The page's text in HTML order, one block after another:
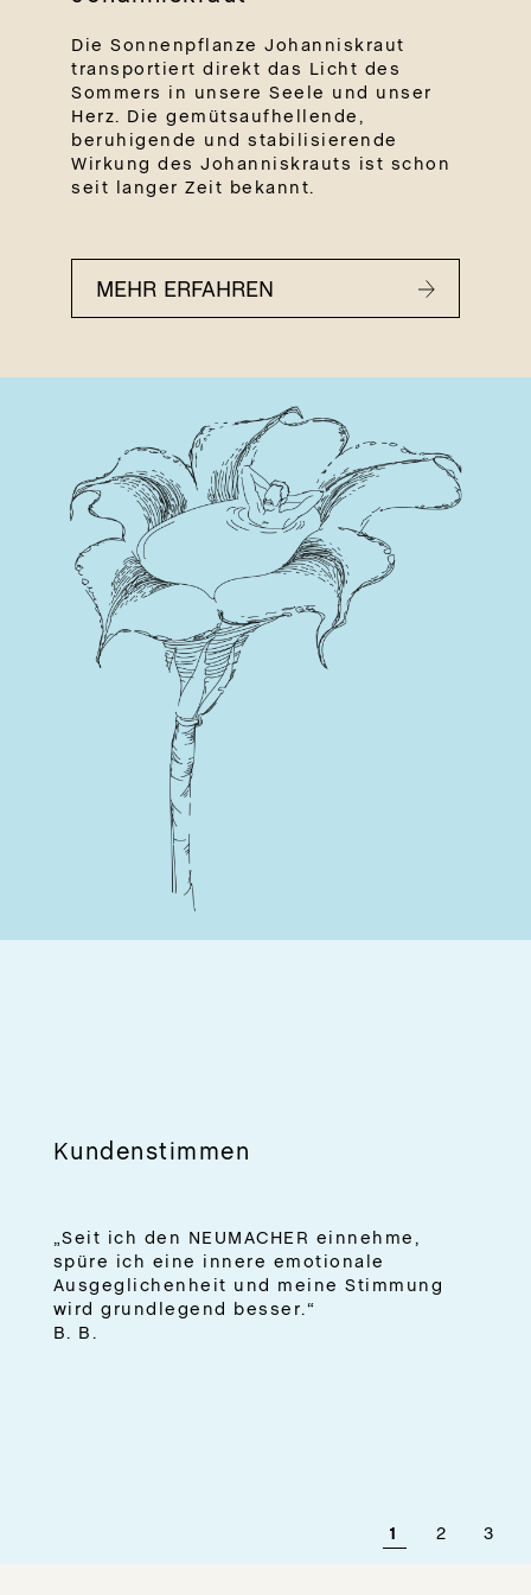
Die Sonnenpflanze Johanniskraut
transportiert direkt das Licht des
Sommers in unsere Seele und unser
Herz. Die gemütsaufhellende,
beruhigende und stabilisierende
Wirkung des Johanniskrauts ist schon
seit langer Zeit bekannt.
MEHR ERFAHREN
Kundenstimmen
„Seit ich den NEUMACHER einnehme,
spüre ich eine innere emotionale
Ausgeglichenheit und meine Stimmung
wird grundlegend besser.“
B. B.
1 2 3